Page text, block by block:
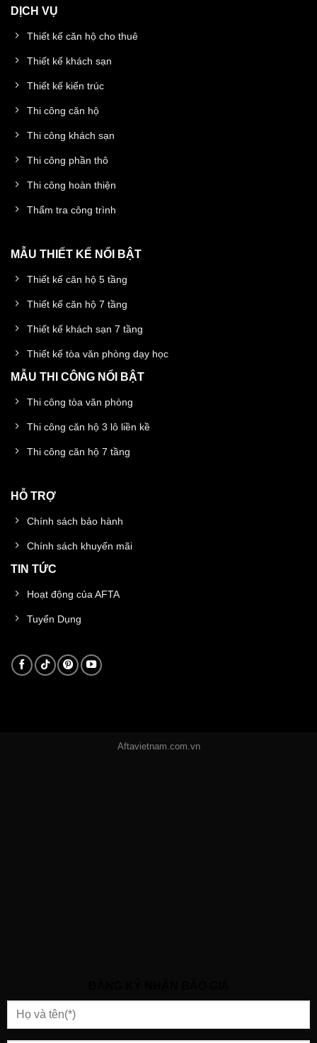
DỊCH VỤ
Thiết kế căn hộ cho thuê
Thiết kế khách sạn
Thiết kế kiến trúc
Thi công căn hộ
Thi công khách sạn
Thi công phần thô
Thi công hoàn thiện
Thẩm tra công trình
MẪU THIẾT KẾ NỔI BẬT
Thiết kế căn hộ 5 tầng
Thiết kế căn hộ 7 tầng
Thiết kế khách sạn 7 tầng
Thiết kế tòa văn phòng dạy học
MẪU THI CÔNG NỔI BẬT
Thi công tòa văn phòng
Thi công căn hộ 3 lô liền kề
Thi công căn hộ 7 tầng
HỖ TRỢ
Chính sách bảo hành
Chính sách khuyến mãi
TIN TỨC
Hoạt động của AFTA
Tuyển Dụng
Aftavietnam.com.vn